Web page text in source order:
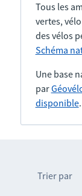
Tous les
vertes,
des vélos
Schéma
Une base
par
disponible.
Trier par